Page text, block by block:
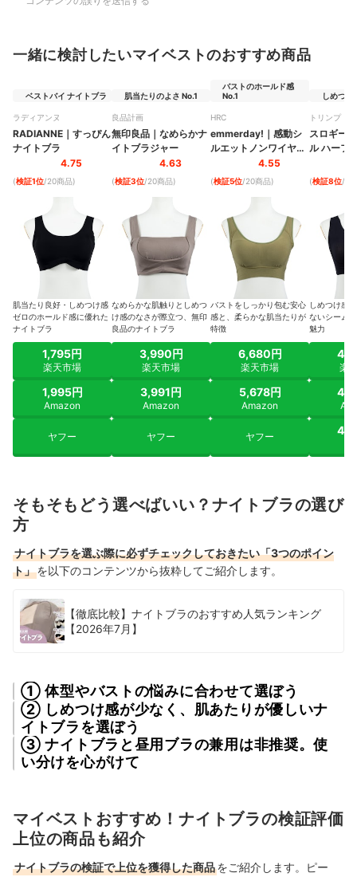
一緒に検討したいマイベストのおすすめ商品
ベストバイ ナイトブラ
ラディアンヌ
RADIANNE ｜ すっぴん
ナイトブラ
4.75
(検証1位/20商品)
肌当たり良好・しめつけ感
ゼロのホールド感に優れた
ナイトブラ
1,795円
楽天市場
1,995円
Amazon
ヤフー
肌当たりのよさ No.1
良品計画
無印良品 ｜ なめらかナ
イトブラジャー
4.63
(検証3位/20商品)
なめらかな肌触りとしめつ
け感のなさが際立つ、無印
良品のナイトブラ
3,990円
楽天市場
3,991円
Amazon
ヤフー
バストのホールド感
No.1
HRC
emmerday! ｜ 感動シ
ルエットノンワイヤー
4.55
(検証5位/20商品)
バストをしっかり包む安心
感と、柔らかな肌当たりが
特徴
6,680円
楽天市場
5,678円
Amazon
ヤフー
しめつけ
トリンプ・
ナル・ジャ
スロギー
ル ハーフ
(検証8位/20
しめつけ感
ないシーム
魅力
楽
そもそもどう選べばいい？ナイトブラの選び
方
ナイトブラを選ぶ際に必ずチェックしておきたい「3つのポイン
ト」を以下のコンテンツから抜粋してご紹介します。
【徹底比較】ナイトブラのおすすめ人気ランキング
【2026年7月】
① 体型やバストの悩みに合わせて選ぼう
② しめつけ感が少なく、肌あたりが優しいナ
イトブラを選ぼう
③ ナイトブラと昼用ブラの兼用は非推奨。使
い分けを心がけて
マイベストおすすめ！ナイトブラの検証評価
上位の商品も紹介
ナイトブラの検証で上位を獲得した商品をご紹介します。ピー